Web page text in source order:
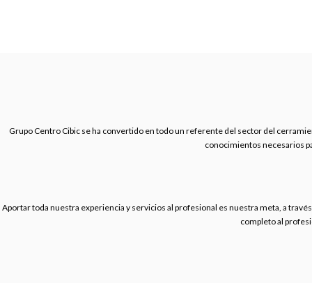
Grupo Centro Cibic se ha convertido en todo un referente del sector del
conocimientos necesarios
Aportar toda nuestra experiencia y servicios al profesional es nuestra meta, a
completo al